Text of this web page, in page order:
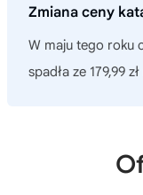
Zmiana ceny
W maju tego roku
spadła ze 179,99 zł